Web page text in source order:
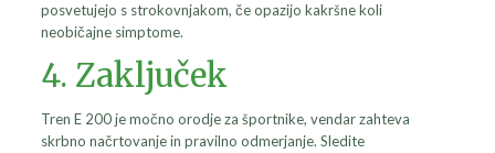
posvetujejo s strokovnjakom, če opazijo kakršne koli
neobičajne simptome.
4. Zaključek
Tren E 200 je močno orodje za športnike, vendar zahteva
skrbno načrtovanje in pravilno odmerjanje. Sledite